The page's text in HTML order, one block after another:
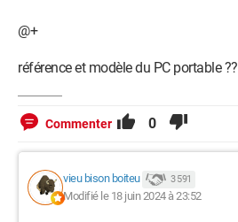
@+
référence et modèle du PC portable ??
Commenter 0
vieu bison boiteu 3 591
Modifié le 18 juin 2024 à 23:52